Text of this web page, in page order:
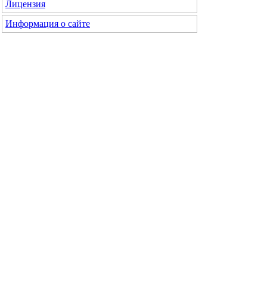
Лицензия
Информация о сайте